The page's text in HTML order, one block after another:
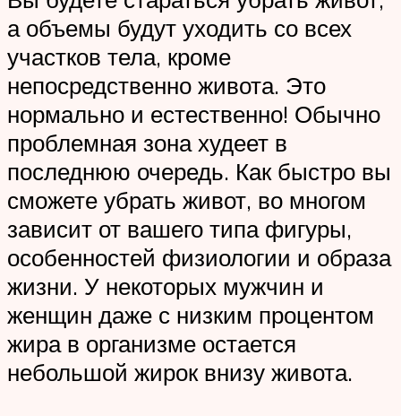
а объемы будут уходить со всех
участков тела, кроме
непосредственно живота. Это
нормально и естественно! Обычно
проблемная зона худеет в
последнюю очередь. Как быстро вы
сможете убрать живот, во многом
зависит от вашего типа фигуры,
особенностей физиологии и образа
жизни. У некоторых мужчин и
женщин даже с низким процентом
жира в организме остается
небольшой жирок внизу живота.